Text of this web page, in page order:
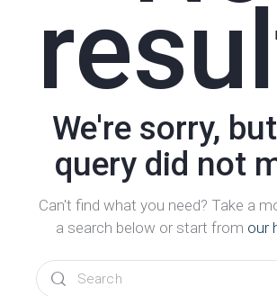
We're sorry,
query did not
Can't find what you need? Take a
a search below or start from our